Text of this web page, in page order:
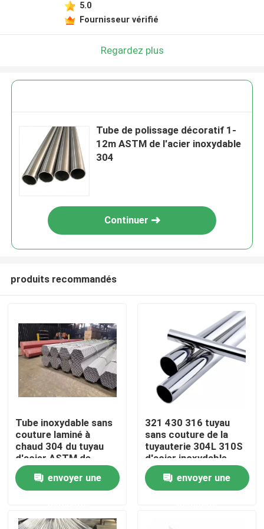
Maison
Produits
5.0
Fournisseur vérifié
Regardez plus
Tube de polissage décoratif 1-
12m ASTM de l'acier inoxydable
304
Continuer
produits recommandés
Tube inoxydable sans
couture laminé à
chaud 304 du tuyau
d'acier ASTM de
solides solubles 300
séries 12menvoyer une
321 430 316 tuyau
sans couture de la
tuyauterie 304L 310S
d'acier inoxydable
décoratif
envoyer une